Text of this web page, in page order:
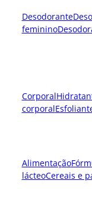
Desodorante
feminino
Corporal
corporal
Alimentação
lácteoCereais e